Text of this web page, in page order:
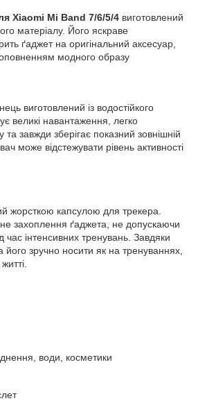
Xiaomi Mi Band 7/6/5/4 виготовлений
матеріалу. Його яскраве
ґаджет на оригінальний аксесуар,
модного образу
виготовлений із водостійкого
великі навантаження, легко
та завжди зберігає показний зовнішній
може відстежувати рівень активності
жорсткою капсулою для трекера.
захоплення ґаджета, не допускаючи
час інтенсивних тренувань. Завдяки
його зручно носити як на тренуваннях,
води, косметики